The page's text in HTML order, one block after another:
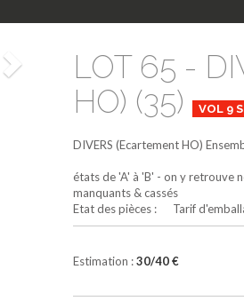
Suivant
LOT 65 -
HO) (35)
VOL 9
DIVERS (Ecartement HO)
états de 'A' à 'B' - on y retrouve
manquants & cassés
Etat des pièces : Tarif
Estimation :30/40 €